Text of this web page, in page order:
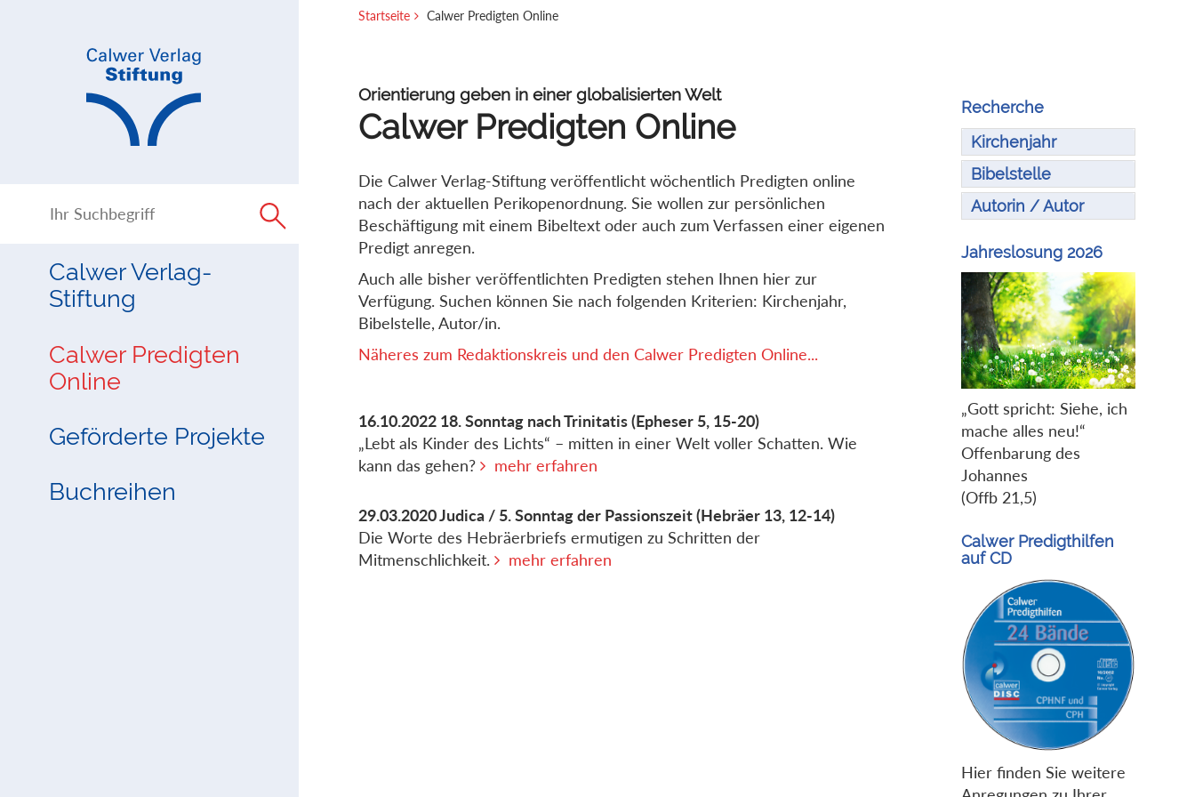
Calwer Verlag-
Stiftung
Calwer Predigten
Online
Geförderte Projekte
Buchreihen
Startseite Calwer Predigten Online
Orientierung geben in einer globalisierten Welt
Calwer Predigten Online
Die Calwer Verlag-Stiftung veröffentlicht wöchentlich Predigten online
nach der aktuellen Perikopenordnung. Sie wollen zur persönlichen
Beschäftigung mit einem Bibeltext oder auch zum Verfassen einer eigenen
Predigt anregen.
Auch alle bisher veröffentlichten Predigten stehen Ihnen hier zur
Verfügung. Suchen können Sie nach folgenden Kriterien: Kirchenjahr,
Bibelstelle, Autor/in.
Näheres zum Redaktionskreis und den Calwer Predigten Online...
16.10.2022 18. Sonntag nach Trinitatis(Epheser 5, 15-20)
„Lebt als Kinder des Lichts“ – mitten in einer Welt voller Schatten. Wie
kann das gehen?
mehr erfahren
29.03.2020Judica / 5. Sonntag der Passionszeit(Hebräer 13, 12-14)
Die Worte des Hebräerbriefs ermutigen zu Schritten der
Mitmenschlichkeit.
mehr erfahren
Recherche
Kirchenjahr
Bibelstelle
Autorin / Autor
Jahreslosung 2026
„Gott spricht: Siehe, ich
mache alles neu!“
Offenbarung des
Johannes
(Offb 21,5)
Calwer Predigthilfen
auf CD
Hier finden Sie weitere